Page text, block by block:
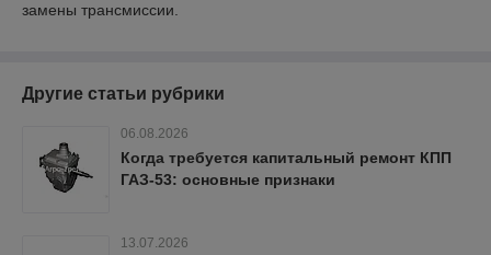
замены трансмиссии.
Другие статьи рубрики
06.08.2026
Когда требуется капитальный ремонт КПП
ГАЗ-53: основные признаки
13.07.2026